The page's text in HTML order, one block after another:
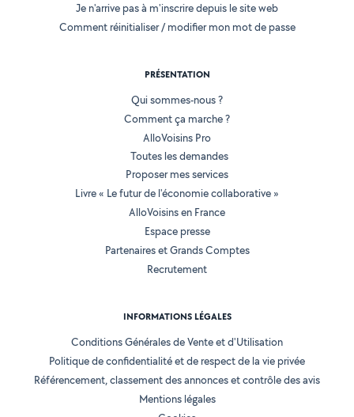
Je n'arrive pas à m'inscrire depuis le site web
Comment réinitialiser / modifier mon mot de passe
PRÉSENTATION
Qui sommes-nous ?
Comment ça marche ?
AlloVoisins Pro
Toutes les demandes
Proposer mes services
Livre « Le futur de l'économie collaborative »
AlloVoisins en France
Espace presse
Partenaires et Grands Comptes
Recrutement
INFORMATIONS LÉGALES
Conditions Générales de Vente et d'Utilisation
Politique de confidentialité et de respect de la vie privée
Référencement, classement des annonces et contrôle des avis
Mentions légales